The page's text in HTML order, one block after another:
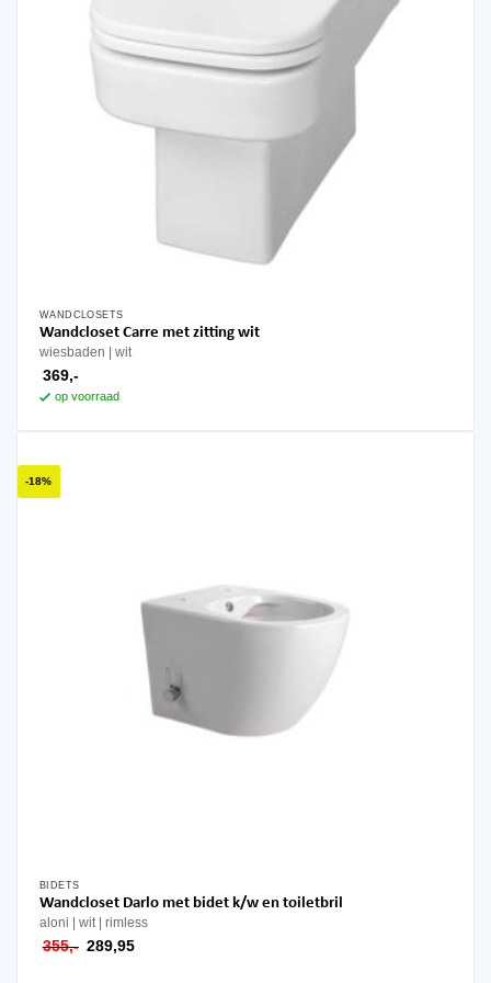
WANDCLOSETS
Wandcloset Carre met zitting wit
wiesbaden wit
369,-
op voorraad
-18%
BIDETS
Wandcloset Darlo met bidet k/w en toiletbril
aloni wit rimless
355,- oorspronkelijke
289,95huidige